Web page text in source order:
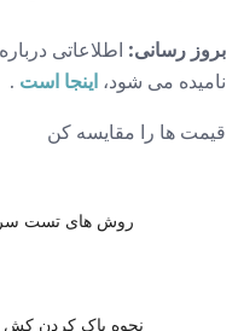
بروز رسانی:
نامیده می شود، اینجا است .
قیمت ها را مقایسه کن
روش های تست
نحوه پاک کردن کش